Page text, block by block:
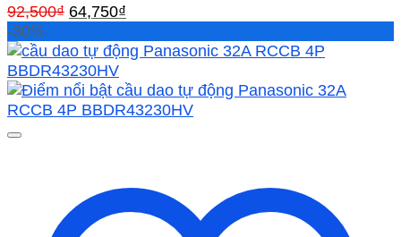
92,500₫ Giá
là:
92,500₫.
64,750₫
tại
64,750₫.
-30%